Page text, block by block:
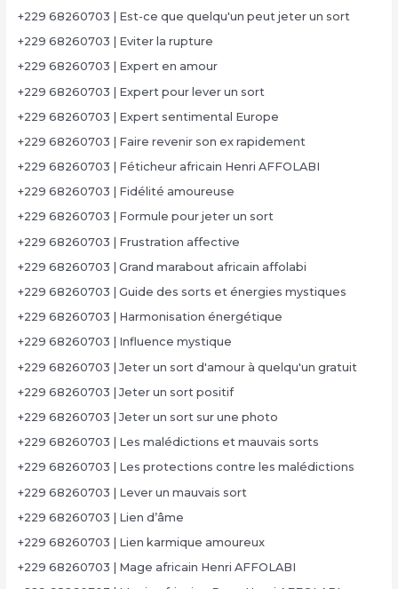
+229 68260703 | Est-ce que quelqu'un peut jeter un sort
+229 68260703 | Eviter la rupture
+229 68260703 | Expert en amour
+229 68260703 | Expert pour lever un sort
+229 68260703 | Expert sentimental Europe
+229 68260703 | Faire revenir son ex rapidement
+229 68260703 | Féticheur africain Henri AFFOLABI
+229 68260703 | Fidélité amoureuse
+229 68260703 | Formule pour jeter un sort
+229 68260703 | Frustration affective
+229 68260703 | Grand marabout africain affolabi
+229 68260703 | Guide des sorts et énergies mystiques
+229 68260703 | Harmonisation énergétique
+229 68260703 | Influence mystique
+229 68260703 | Jeter un sort d'amour à quelqu'un gratuit
+229 68260703 | Jeter un sort positif
+229 68260703 | Jeter un sort sur une photo
+229 68260703 | Les malédictions et mauvais sorts
+229 68260703 | Les protections contre les malédictions
+229 68260703 | Lever un mauvais sort
+229 68260703 | Lien d’âme
+229 68260703 | Lien karmique amoureux
+229 68260703 | Mage africain Henri AFFOLABI